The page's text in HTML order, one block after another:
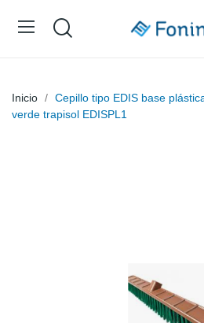
Inicio
Cepillo tipo EDIS base
verde trapisol EDISPL1